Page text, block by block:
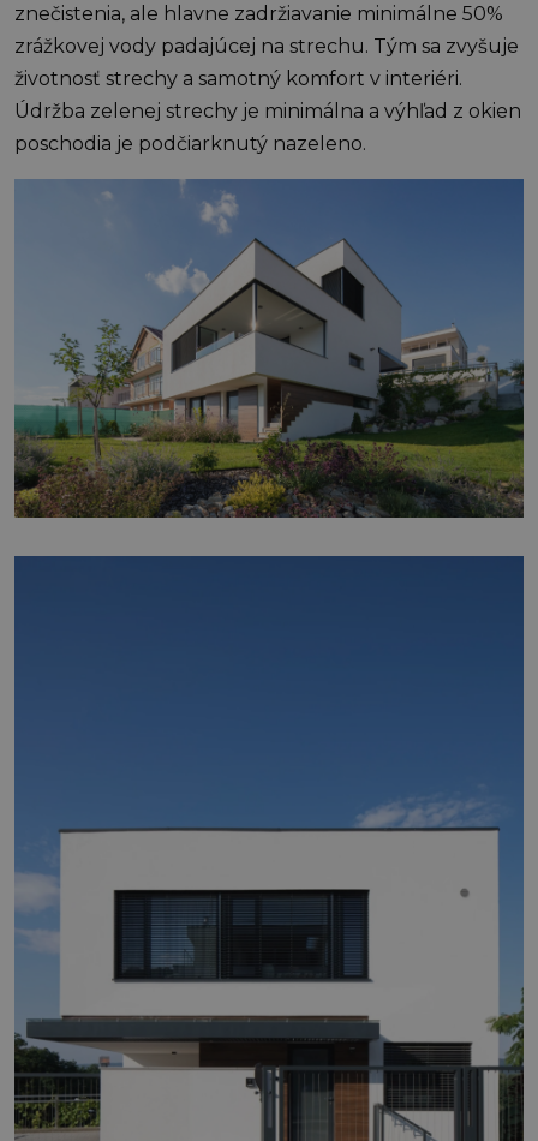
znečistenia, ale hlavne zadržiavanie minimálne 50%
zrážkovej vody padajúcej na strechu. Tým sa zvyšuje
životnosť strechy a samotný komfort v interiéri.
Údržba zelenej strechy je minimálna a výhľad z okien
poschodia je podčiarknutý nazeleno.